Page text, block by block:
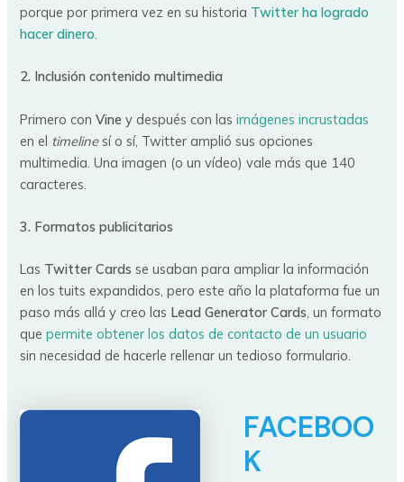
porque por primera vez en su historia Twitter ha logrado
hacer dinero.
2. Inclusión contenido multimedia
Primero conVine y después con lasimágenes incrustadas
en el timelinesí o sí, Twitter amplió sus opciones
multimedia. Una imagen (o un vídeo) vale más que 140
caracteres.
3. Formatos publicitarios
Las Twitter Cards se usaban para ampliar la información
en los tuits expandidos, pero este año la plataforma fue un
paso más allá y creo las Lead Generator Cards, un formato
quepermite obtener los datos de contacto de un usuario
sin necesidad de hacerle rellenar un tedioso formulario.
FACEBOO
K